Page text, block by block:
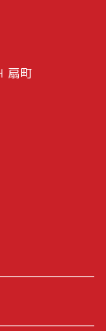
扇町